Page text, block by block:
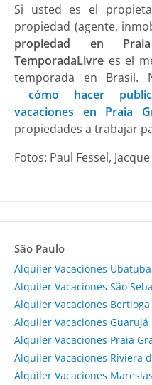
Si usted es el
propiedad (agente,
propiedad en
TemporadaLivre es el
temporada en Brasil.
cómo hacer
vacaciones en Praia
propiedades a trabajar
Fotos: Paul Fessel,
São Paulo
Alquiler Vacaciones Ubatuba
Alquiler Vacaciones São
Alquiler Vacaciones Bertioga
Alquiler Vacaciones Guarujá
Alquiler Vacaciones Praia
Alquiler Vacaciones Riviera
Alquiler Vacaciones Maresias